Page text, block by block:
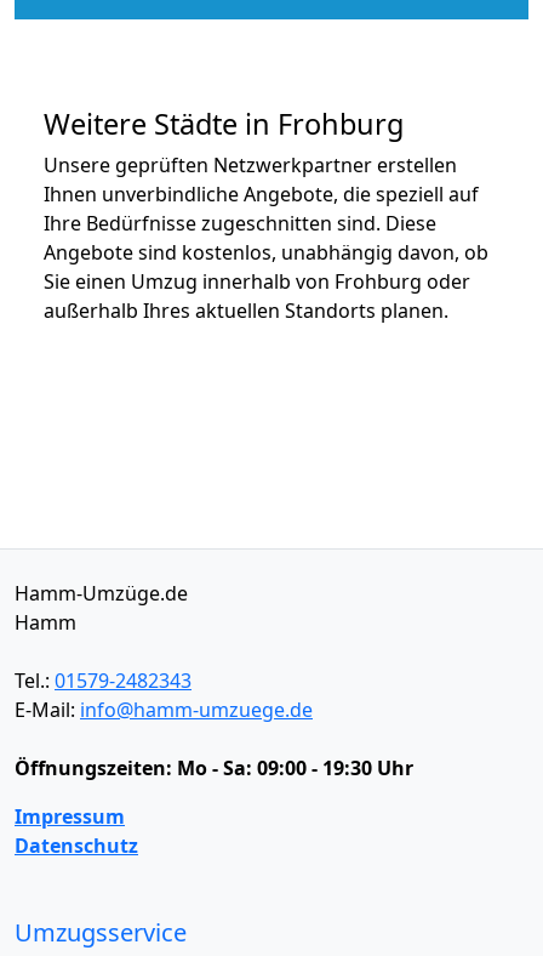
Weitere Städte in Frohburg
Unsere geprüften Netzwerkpartner erstellen
Ihnen unverbindliche Angebote, die speziell auf
Ihre Bedürfnisse zugeschnitten sind. Diese
Angebote sind kostenlos, unabhängig davon, ob
Sie einen Umzug innerhalb von Frohburg oder
außerhalb Ihres aktuellen Standorts planen.
Hamm-Umzüge.de
Hamm
Tel.: 01579-2482343
E-Mail: info@hamm-umzuege.de
Öffnungszeiten: Mo - Sa: 09:00 - 19:30 Uhr
Impressum
Datenschutz
Umzugsservice